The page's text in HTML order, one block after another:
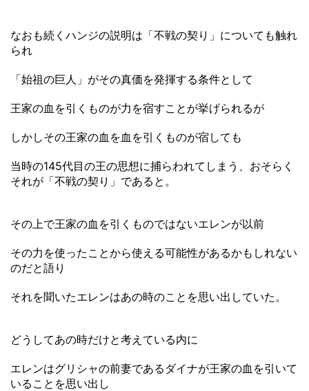
なおも続くハンジの説明は「不戦の契り」についても触れ
られ
「始祖の巨人」がその真価を発揮する条件として
王家の血を引くものが力を宿すことが挙げられるが
しかしその王家の血を血を引くものが宿しても
当時の145代目の王の思想に捕らわれてしまう、おそらく
それが「不戦の契り」であると。
その上で王家の血を引くものではないエレンが以前
その力を使ったことから使える可能性があるかもしれない
のだと語り
それを聞いたエレンはあの時のことを思い出していた。
どうしてあの時だけと考えている内に
エレンはグリシャの前妻であるダイナが王家の血を引いて
いることを思い出し